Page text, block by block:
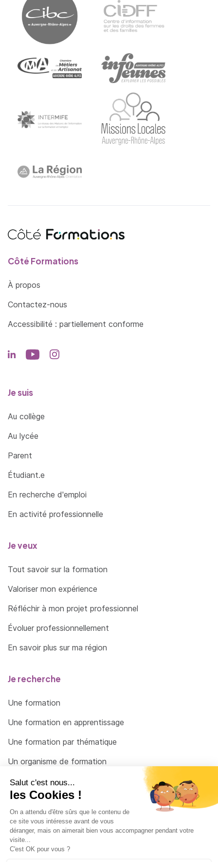
Côté Formations
À propos
Contactez-nous
Accessibilité : partiellement conforme
Je suis
Au collège
Au lycée
Parent
Étudiant.e
En recherche d'emploi
En activité professionnelle
Je veux
Tout savoir sur la formation
Valoriser mon expérience
Réfléchir à mon projet professionnel
Évoluer professionnellement
En savoir plus sur ma région
Je recherche
Une formation
Une formation en apprentissage
Une formation par thématique
Un organisme de formation
Un conseiller
Une solution pour raccrocher